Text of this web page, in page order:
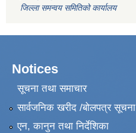
जिल्ला समन्वय समितिको कार्यालय
Notices
सूचना तथा समाचार
सार्वजनिक खरीद /बोलपत्र सूचना
एन, कानुन तथा निर्देशिका